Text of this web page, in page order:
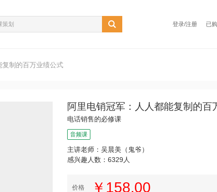
登录/注册 已
复制的百万业绩公式
阿里电销冠军：人人都能复制的百
电话销售的必修课
音频课
主讲老师：吴晨美（鬼爷）
感兴趣人数：6329人
价格 ￥158.00